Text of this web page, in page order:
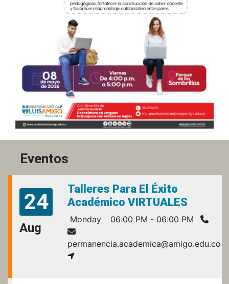
Eventos
24
Aug
Talleres Para El Éxito
Académico VIRTUALES
Monday 06:00 PM - 06:00 PM
permanencia.academica@amigo.edu.co